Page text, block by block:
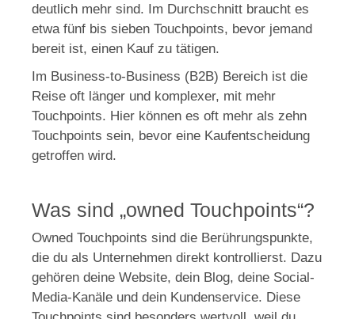
deutlich mehr sind. Im Durchschnitt braucht es
etwa fünf bis sieben Touchpoints, bevor jemand
bereit ist, einen Kauf zu tätigen.
Im Business-to-Business (B2B) Bereich ist die
Reise oft länger und komplexer, mit mehr
Touchpoints. Hier können es oft mehr als zehn
Touchpoints sein, bevor eine Kaufentscheidung
getroffen wird.
Was sind „owned Touchpoints“?
Owned Touchpoints sind die Berührungspunkte,
die du als Unternehmen direkt kontrollierst. Dazu
gehören deine Website, dein Blog, deine Social-
Media-Kanäle und dein Kundenservice. Diese